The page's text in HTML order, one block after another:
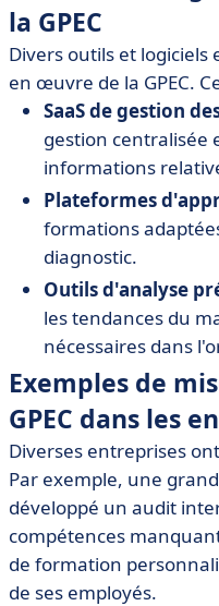
la GPEC
Divers outils et
en œuvre de la GPEC.
SaaS de gestion
gestion centralisée
informations
Plateformes
formations
diagnostic.
Outils d'analyse
les tendances du
nécessaires dans
Exemples de
GPEC dans les
Diverses entreprises
Par exemple, une
développé un audit
compétences
de formation
de ses employés.